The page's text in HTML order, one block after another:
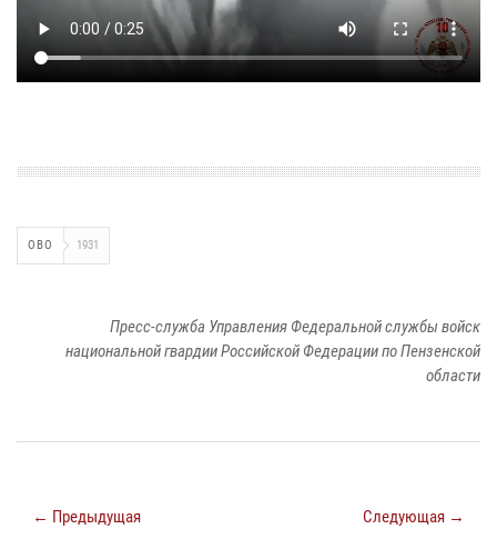
ОВО 1931
Пресс-служба Управления Федеральной службы войск
национальной гвардии Российской Федерации по Пензенской
области
← Предыдущая Следующая →